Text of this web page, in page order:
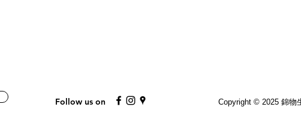
Follow us on Copyright © 2025 錦物